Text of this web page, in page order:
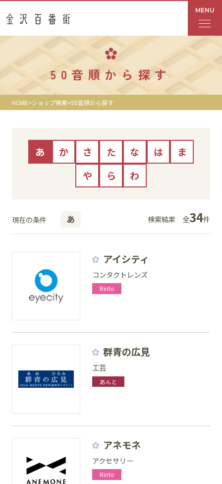
MENU
フロアガイド
あんと
Rinto
あんと西
ショップ検索
ショップニュース
アクセス・パーキング
館内サービス
施設からのお知らせ
百番街くらぶ
50音順から探す
HOME ショップ検索 50音順から探す
あ か さ た な は
ま
や
ら わ
現在の条件 あ 検索結果 全34件
アイシティ
コンタクトレンズ
Rinto
群青の広見
工芸
あんと
アネモネ
アクセサリー
Rinto